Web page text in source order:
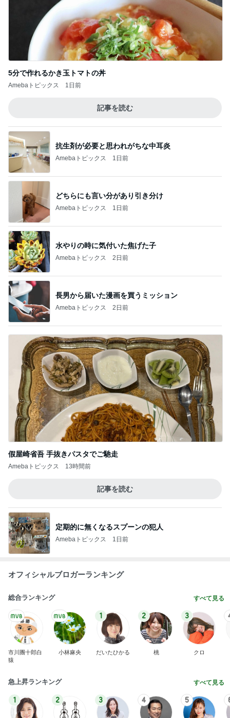
5分で作れるかき玉トマトの丼
Amebaトピックス 1日前
記事を読む
抗生剤が必要と思われがちな中耳炎
Amebaトピックス 1日前
どちらにも言い分があり引き分け
Amebaトピックス 1日前
水やりの時に気付いた焦げた子
Amebaトピックス 2日前
長男から届いた漫画を買うミッション
Amebaトピックス 2日前
假屋崎省吾 手抜きパスタでご馳走
Amebaトピックス 13時間前
記事を読む
定期的に無くなるスプーンの犯人
Amebaトピックス 1日前
オフィシャルブロガーランキング
総合ランキング すべて見る
市川團十郎白
猿
小林麻央
1
だいたひかる
2
桃
3
クロ
急上昇ランキング すべて見る
1 2 3 4 5